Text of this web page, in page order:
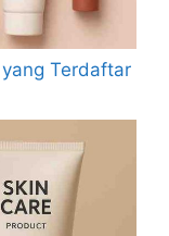
Terdaftar